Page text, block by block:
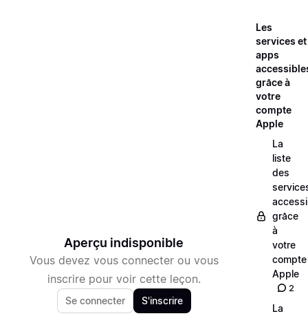
Aperçu indisponible
Vous devez vous connecter ou vous
inscrire pour voir cette leçon.
Se connecter S'inscrire
Les
services et
apps
grâce à
votre
compte
Apple
La
liste
des
grâce
à
votre
compte
Apple
2
La